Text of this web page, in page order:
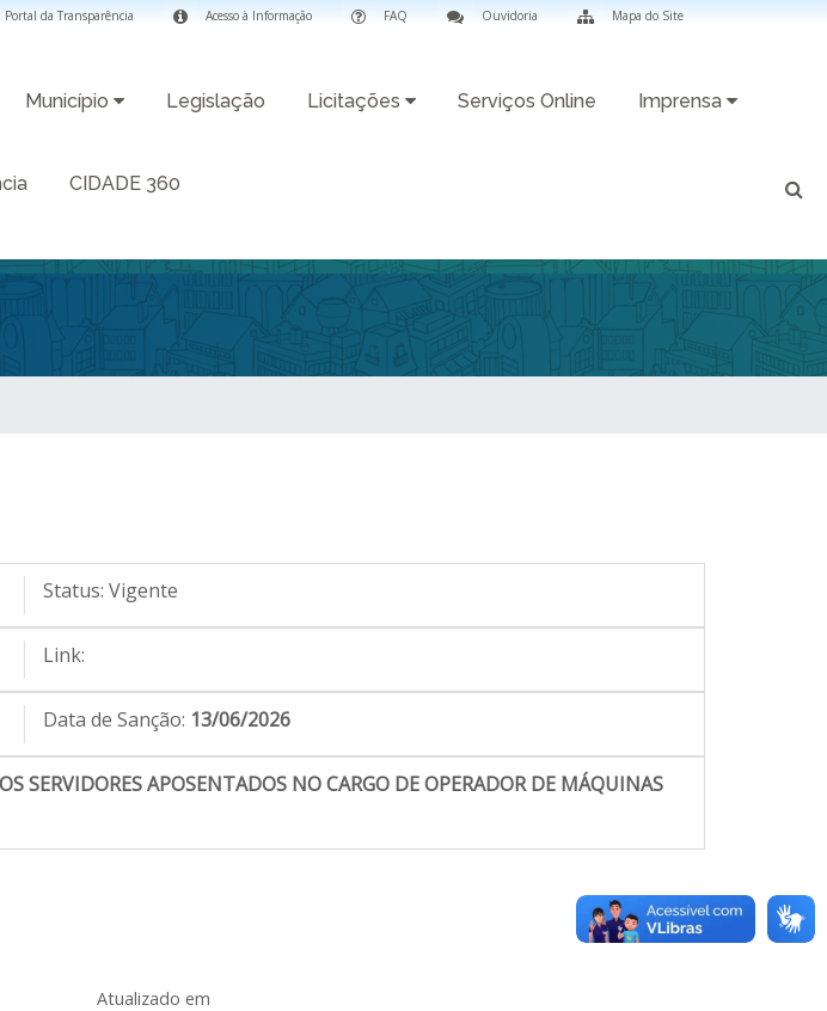
Mapa do Site
Ouvidoria
FAQ
Acesso à Informação
Portal da Transparência
Município Legislação Licitações Serviços Online Imprensa
CIDADE 360
Status: Vigente
Link:
Data de Sanção: 13/06/2026
SERVIDORES APOSENTADOS NO CARGO DE OPERADOR DE MÁQUINAS
Atualizado em